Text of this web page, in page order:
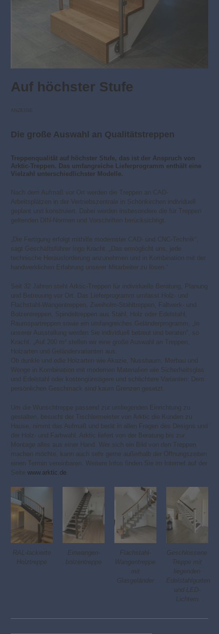
Auf höchster Stufe
ANZEIGE
Die große Auswahl an Qualitätstreppen
Treppenqualität auf höchster Stufe, das ist der Anspruch von
Arktic-Treppen. Das umfangreiche Lieferprogramm enthält eine
Vielzahl unterschiedlichster Modelle.
Nach dem Aufmaß vor Ort werden die Treppen an CAD-
Arbeitsplätzen in der Vertriebszentrale in Schönkirchen individuell
geplant und konstruiert. Dabei werden insbesondere die für Treppen
geltenden DIN-Normen und Vorschriften berücksichtigt.
„Die Fertigung erfolgt mithilfe modernster CAD- und CNC-Technik“,
sagt Geschäftsführer Ingo Kracht. „Das ermöglicht uns, jede
technische Herausforderung anzunehmen und in Kombination mit der
handwerklichen Erfahrung unserer Mitarbeiter zu lösen.“
Seit 32 Jahren steht Arktic-Treppen für individuelle Beratung, Planung
und Betreuung vor Ort. Das Lieferprogramm umfasst Holz- und
Flachstahl-Wangentreppen, Zweiholm-Stahltreppen, Faltwerk- und
Bolzentreppen, Spindeltreppen aus Stahl, Holz oder Edelstahl,
Raumspartreppen sowie ein umfangreiches Geländerprogramm. „In
unserer Ausstellung werden Sie individuell betreut und beraten“, so
Kracht. „Auf 200 m² stellen wir eine große Auswahl an Treppen,
Holzarten und Geländervarianten aus.
Ob dunkle und edle Holzarten wie Akazie, Nussbaum, Merbau und
Wenge in Kombination mit modernen Materialien wie Sicherheitsglas
und Edelstahl oder kostengünstigere und schlichtere Varianten: Dem
persönlichen Geschmack sind kaum Grenzen gesetzt.
Um die Wunschtreppe passend zur umliegenden Einrichtung zu
gestalten, besucht der Tischlermeister von Arktic die Kunden zu
Hause, nimmt das Aufmaß und berät in allen Fragen des Designs und
der Holz- und Farbwahl. Arktic liefert von der Beratung bis zur
Montage alles aus einer Hand. Wer sich ein Bild von den Treppen
machen möchte, kann auch sehr gerne außerhalb der Öffnungszeiten
einen Termin vereinbaren. Weitere Infos finden Sie im Internet auf der
Seitewww.arktic.de.
RAL-lackierte
Holztreppe
Einwangen­­­‑
bolzen­treppe
Flachstahl-
Wangentreppe
mit
Glasgeländer
Geschlossene
Treppe mit
liegenden
Edelstahlgurten
und LED-
Lichtern